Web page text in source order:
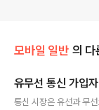
모바일 일반 의 다
유무선 통신 가입
통신 시장은 유선과 무